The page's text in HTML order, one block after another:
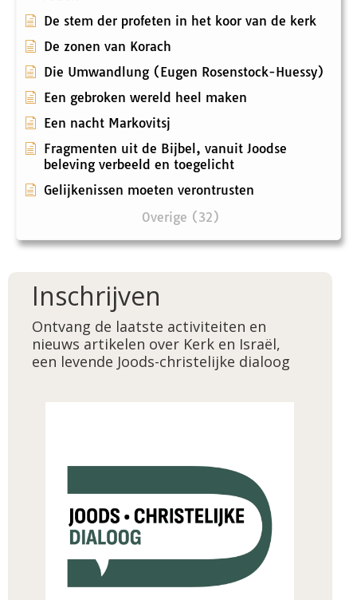
De stem der profeten in het koor van de kerk
De zonen van Korach
Die Umwandlung (Eugen Rosenstock-Huessy)
Een gebroken wereld heel maken
Een nacht Markovitsj
Fragmenten uit de Bijbel, vanuit Joodse
beleving verbeeld en toegelicht
Gelijkenissen moeten verontrusten
Overige (32)
Inschrijven
Ontvang de laatste activiteiten en
nieuws artikelen over Kerk en Israël,
een levende Joods-christelijke dialoog